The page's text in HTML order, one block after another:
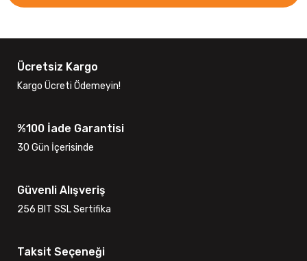
Ücretsiz Kargo
Kargo Ücreti Ödemeyin!
%100 İade Garantisi
30 Gün İçerisinde
Güvenli Alışveriş
256 BIT SSL Sertifika
Taksit Seçeneği